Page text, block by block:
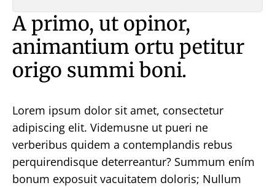
A primo, ut opinor,
animantium ortu petitur
origo summi boni.
Lorem ipsum dolor sit amet, consectetur
adipiscing elit. Videmusne ut pueri ne
verberibus quidem a contemplandis rebus
perquirendisque deterreantur? Summum ením
bonum exposuit vacuitatem doloris; Nullum